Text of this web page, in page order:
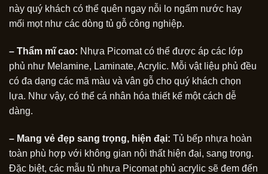
này quý khách có thể quên ngay nỗi lo ngấm nước hay
mối mọt như các dòng tủ gỗ công nghiệp.
– Thẩm mĩ cao: Nhựa Picomat có thể được áp các lớp
phủ như Melamine, Laminate, Acrylic. Mỗi vật liệu phủ đều
có đa dạng các mã màu và vân gỗ cho quý khách chọn
lựa. Như vậy, có thể cá nhân hóa thiết kế một cách dễ
dàng.
– Mang vẻ đẹp sang trọng, hiện đại: Tủ bếp nhựa hoàn
toàn phù hợp với không gian nội thất hiện đại, sang trọng.
Đặc biệt, các mẫu tủ nhựa Picomat phủ acrylic sẽ đem đến